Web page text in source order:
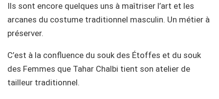
Ils sont encore quelques uns à maîtriser l’art et les
arcanes du costume traditionnel masculin. Un métier à
préserver.
C’est à la confluence du souk des Étoffes et du souk
des Femmes que Tahar Chalbi tient son atelier de
tailleur traditionnel.